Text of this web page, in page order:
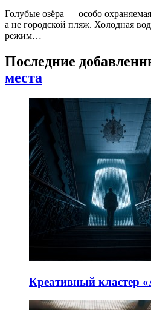
Голубые озёра — особо
а не городской пляж. Холодная
режим…
Последние
места
Креативный кластер